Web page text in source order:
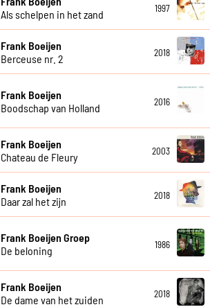
Als schelpen in het zand
1997
Frank Boeijen
Berceuse nr. 2
2018
Frank Boeijen
Boodschap van Holland
2016
Frank Boeijen
Chateau de Fleury
2003
Frank Boeijen
Daar zal het zijn
2018
Frank Boeijen Groep
De beloning
1986
Frank Boeijen
De dame van het zuiden
2018